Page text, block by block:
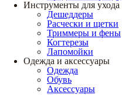
Инструменты для ухода
Дешеддеры
Расчески и щетки
Триммеры и фены
Когтерезы
Лапомойки
Одежда и аксессуары
Одежда
Обувь
Аксессуары